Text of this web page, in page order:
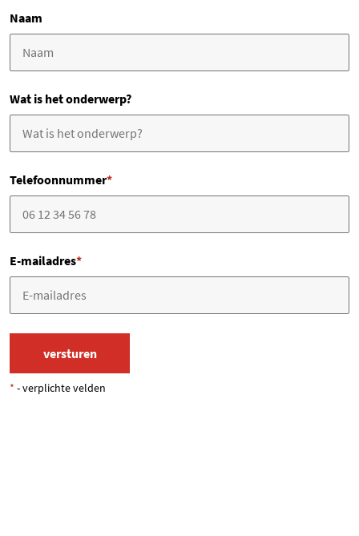
Naam
Wat is het onderwerp?
Telefoonnummer*
E-mailadres*
* - verplichte velden